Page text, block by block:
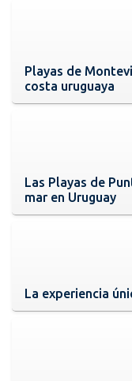
Playas de
costa uruguaya
Las Playas de
mar en Uruguay
La experiencia